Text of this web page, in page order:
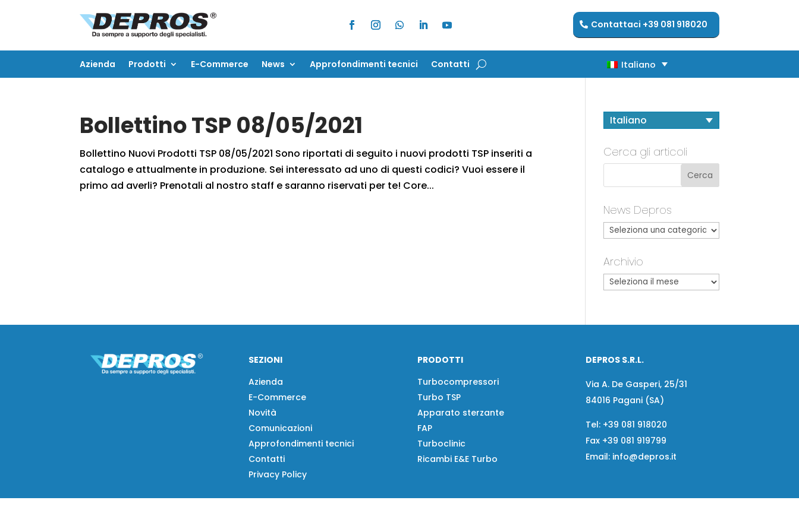
Contattaci +39 081 918020
Azienda Prodotti E-Commerce News Approfondimenti tecnici Contatti Italiano
Azienda Prodotti E-Commerce News Approfondimenti tecnici Contatti Italiano
Bollettino TSP 08/05/2021
Bollettino Nuovi Prodotti TSP 08/05/2021 Sono riportati di seguito i nuovi prodotti TSP inseriti a
catalogo e attualmente in produzione. Sei interessato ad uno di questi codici? Vuoi essere il
primo ad averli? Prenotali al nostro staff e saranno riservati per te! Core...
Italiano
Cerca gli articoli
News Depros
Archivio
SEZIONI
Azienda
E-Commerce
Novità
Comunicazioni
Approfondimenti tecnici
Contatti
Privacy Policy
PRODOTTI
Turbocompressori
Turbo TSP
Apparato sterzante
FAP
Turboclinic
Ricambi E&E Turbo
DEPROS S.R.L.
Via A. De Gasperi, 25/31
84016 Pagani (SA)
Tel: +39 081 918020
Fax +39 081 919799
Email: info@depros.it